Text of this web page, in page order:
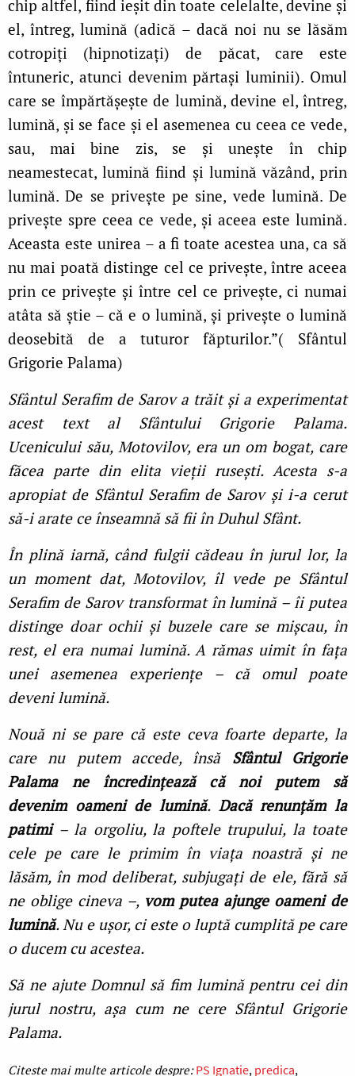
chip altfel, fiind ieșit din toate celelalte, devine și
el, întreg, lumină (adică – dacă noi nu se lăsăm
cotropiţi (hipnotizaţi) de păcat, care este
întuneric, atunci devenim părtași luminii). Omul
care se împărtășește de lumină, devine el, întreg,
lumină, și se face și el asemenea cu ceea ce vede,
sau, mai bine zis, se și unește în chip
neamestecat, lumină fiind și lumină văzând, prin
lumină. De se privește pe sine, vede lumină. De
privește spre ceea ce vede, și aceea este lumină.
Aceasta este unirea – a fi toate acestea una, ca să
nu mai poată distinge cel ce privește, între aceea
prin ce privește și între cel ce privește, ci numai
atâta să știe – că e o lumină, și privește o lumină
deosebită de a tuturor făpturilor.”( Sfântul
Grigorie Palama)
Sfântul Serafim de Sarov a trăit și a experimentat
acest text al Sfântului Grigorie Palama.
Ucenicului său, Motovilov, era un om bogat, care
făcea parte din elita vieţii rusești. Acesta s-a
apropiat de Sfântul Serafim de Sarov și i-a cerut
să-i arate ce înseamnă să fii în Duhul Sfânt.
În plină iarnă, când fulgii cădeau în jurul lor, la
un moment dat, Motovilov, îl vede pe Sfântul
Serafim de Sarov transformat în lumină – îi putea
distinge doar ochii și buzele care se mișcau, în
rest, el era numai lumină. A rămas uimit în faţa
unei asemenea experienţe – că omul poate
deveni lumină.
Nouă ni se pare că este ceva foarte departe, la
care nu putem accede, însă Sfântul Grigorie
Palama ne încredinţează că noi putem să
devenim oameni de lumină. Dacă renunţăm la
patimi– la orgoliu, la poftele trupului, la toate
cele pe care le primim în viaţa noastră și ne
lăsăm, în mod deliberat, subjugaţi de ele, fără să
ne oblige cineva –, vom putea ajunge oameni de
lumină. Nu e ușor, ci este o luptă cumplită pe care
o ducem cu acestea.
Să ne ajute Domnul să fim lumină pentru cei din
jurul nostru, așa cum ne cere Sfântul Grigorie
Palama.
PS Ignatie predica